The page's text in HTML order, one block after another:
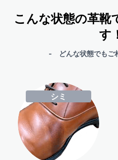
こんな状態の革靴
す
- どんな状態でもご
シミ